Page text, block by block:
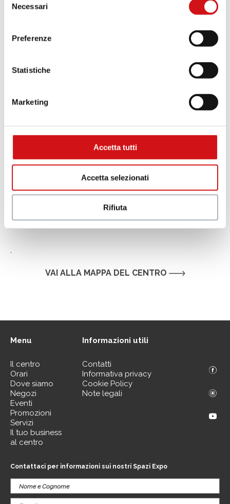
mediante il link “rivedi le tue scelte sui cookie” presente
delNecessari
Preferenze
Statistiche
Marketing
Accetta tutti
Accetta selezionati
Rifiuta
.
VAI ALLA MAPPA DEL CENTRO
Menu
Il centro
Orari
Dove siamo
Negozi
Eventi
Promozioni
Servizi
Il tuo business
al centro
Informazioni utili
Contatti
Informativa privacy
Cookie Policy
Note legali
Contattaci per informazioni sui nostri Spazi Expo